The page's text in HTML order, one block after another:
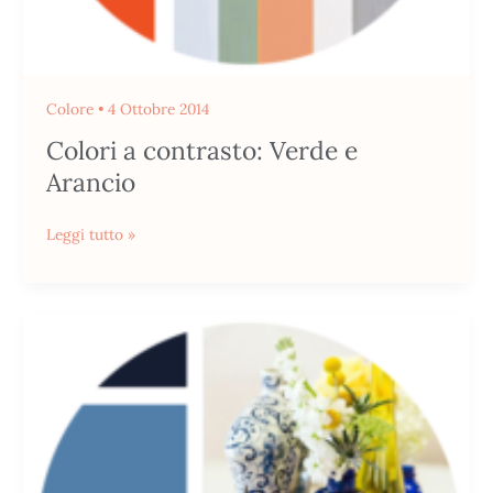
Colore• 4 Ottobre 2014
Colori a contrasto: Verde e
Arancio
Leggi tutto »
Giallo